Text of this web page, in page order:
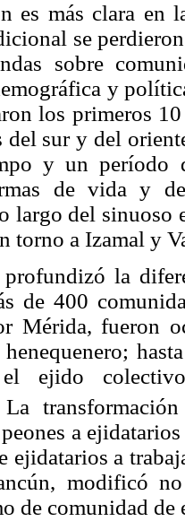
es más clara en
se
sobre
y
los primeros
del sur y del
y un período
de vida y
largo del
torno a Izamal y
la
de 400
Mérida, fueron
ejido
La
a
a
modificó
de comunidad de